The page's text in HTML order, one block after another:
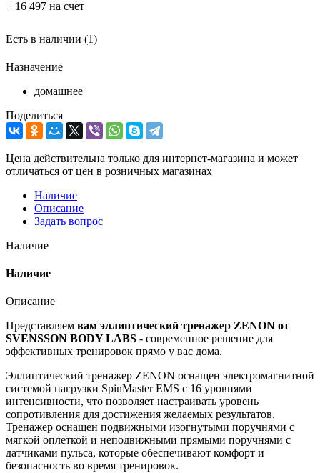
+ 16 497 на счет
Есть в наличии (1)
Назначение
домашнее
Поделиться
Цена действительна только для интернет-магазина и может
отличаться от цен в розничных магазинах
Наличие
Описание
Задать вопрос
Наличие
Наличие
Описание
Представляем вам эллиптический тренажер ZENON от
SVENSSON BODY LABS - современное решение для
эффективных тренировок прямо у вас дома.
Эллиптический тренажер ZENON оснащен электромагнитной
системой нагрузки SpinMaster EMS с 16 уровнями
интенсивности, что позволяет настраивать уровень
сопротивления для достижения желаемых результатов.
Тренажер оснащен подвижными изогнутыми поручнями с
мягкой оплеткой и неподвижными прямыми поручнями с
датчиками пульса, которые обеспечивают комфорт и
безопасность во время тренировок.